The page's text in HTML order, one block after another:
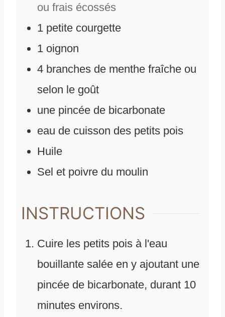
ou frais écossés
1 petite courgette
1 oignon
4 branches de menthe fraîche ou
selon le goût
une pincée de bicarbonate
eau de cuisson des petits pois
Huile
Sel et poivre du moulin
INSTRUCTIONS
Cuire les petits pois à l'eau
bouillante salée en y ajoutant une
pincée de bicarbonate, durant 10
minutes environs.